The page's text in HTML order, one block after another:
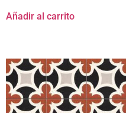
Añadir al carrito